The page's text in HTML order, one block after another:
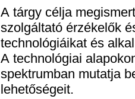
A tárgy célja
szolgáltató érzékelők és
technológiáikat és
A technológiai alapokon felül a tárgy valós példákon keresztül, széles
spektrumban mutatja
lehetőségeit.